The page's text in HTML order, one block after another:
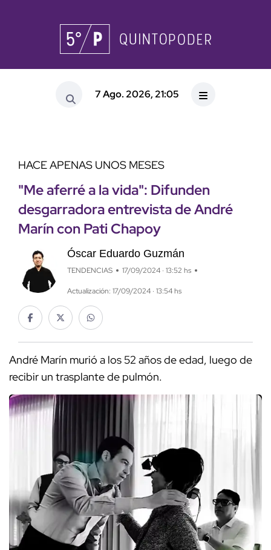
7 Ago. 2026, 21:05
HACE APENAS UNOS MESES
"Me aferré a la vida": Difunden
desgarradora entrevista de André
Marín con Pati Chapoy
Óscar Eduardo Guzmán
TENDENCIAS 17/09/2024 · 13:52 hs
Actualización: 17/09/2024 · 13:54 hs
André Marín murió a los 52 años de edad, luego de
recibir un trasplante de pulmón.